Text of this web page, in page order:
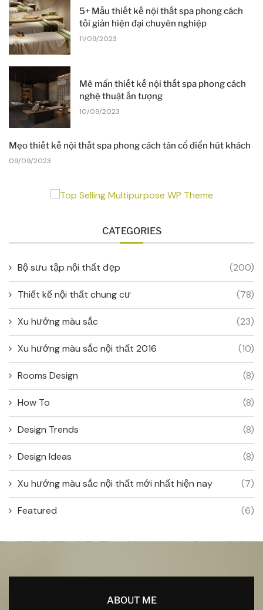
5+ Mẫu thiết kế nội thất spa phong cách
tối giản hiện đại chuyên nghiệp
11/09/2023
Mê mẩn thiết kế nội thất spa phong cách
nghệ thuật ấn tượng
10/09/2023
Mẹo thiết kế nội thất spa phong cách tân cổ điển hút khách
09/09/2023
CATEGORIES
Bộ sưu tập nội thất đẹp (200)
Thiết kế nội thất chung cư (78)
Xu hướng màu sắc (23)
Xu hướng màu sắc nội thất 2016 (10)
Rooms Design (8)
How To (8)
Design Trends (8)
Design Ideas (8)
Xu hướng màu sắc nội thất mới nhất hiện nay (7)
Featured (6)
ABOUT ME